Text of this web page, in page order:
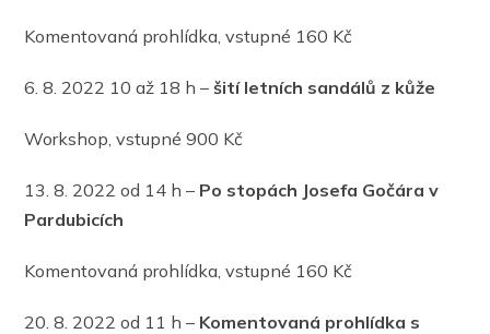
Komentovaná prohlídka, vstupné 160 Kč
6. 8. 2022 10 až 18 h –šití letních sandálů z kůže
Workshop, vstupné 900 Kč
13. 8. 2022 od 14 h – Po stopách Josefa Gočára v
Pardubicích
Komentovaná prohlídka, vstupné 160 Kč
20. 8. 2022 od 11 h – Komentovaná prohlídka s